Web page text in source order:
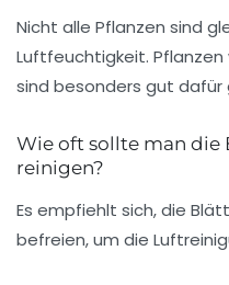
Nicht alle Pflanzen sind
Luftfeuchtigkeit.
sind besonders gut dafür
Wie oft sollte man
reinigen?
Es empfiehlt sich, die
befreien, um die